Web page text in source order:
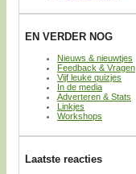
EN VERDER NOG
Nieuws & nieuwtjes
Feedback & Vragen
Vijf leuke quizjes
In de media
Adverteren & Stats
Linkjes
Workshops
Laatste reacties